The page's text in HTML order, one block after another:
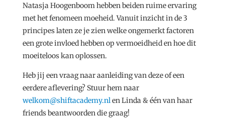
Natasja Hoogenboom hebben beiden ruime ervaring
met het fenomeen moeheid. Vanuit inzicht in de 3
principes laten ze je zien welke ongemerkt factoren
een grote invloed hebben op vermoeidheid en hoe dit
moeiteloos kan oplossen.
Heb jij een vraag naar aanleiding van deze of een
eerdere aflevering? Stuur hem naar
welkom@shiftacademy.nl en Linda & één van haar
friends beantwoorden die graag!